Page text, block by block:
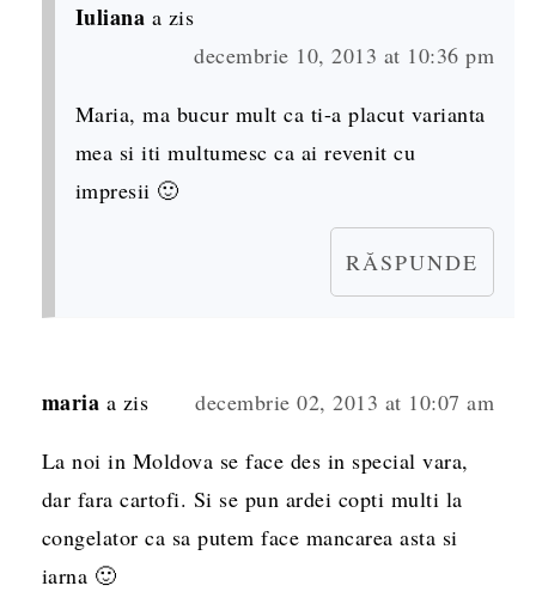
Iuliana a zis
decembrie 10, 2013 at 10:36 pm
Maria, ma bucur mult ca ti-a placut varianta
mea si iti multumesc ca ai revenit cu
impresii 🙂
RĂSPUNDE
maria a zis decembrie 02, 2013 at 10:07 am
La noi in Moldova se face des in special vara,
dar fara cartofi. Si se pun ardei copti multi la
congelator ca sa putem face mancarea asta si
iarna 🙂